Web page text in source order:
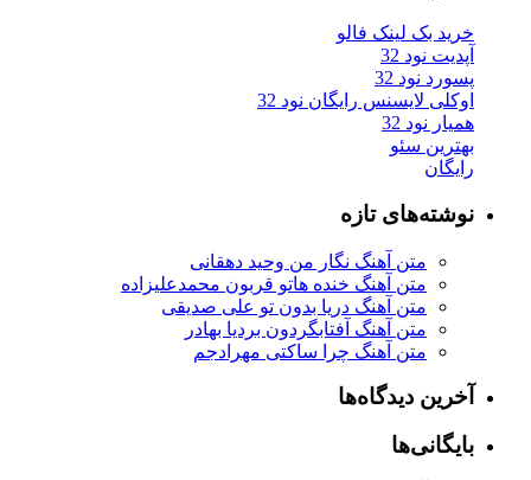
خرید بک لینک فالو
آپدیت نود 32
پسورد نود 32
اوکلی لایسنس رایگان نود 32
همیار نود 32
بهترین سئو
رایگان
نوشته‌های تازه
متن آهنگ نگار من وحید دهقانی
متن آهنگ خنده هاتو قربون محمدعلیزاده
متن آهنگ دریا بدون تو علی صدیقی
متن آهنگ آفتابگردون بردیا بهادر
متن آهنگ چرا ساکتی مهرادجم
آخرین دیدگاه‌ها
بایگانی‌ها